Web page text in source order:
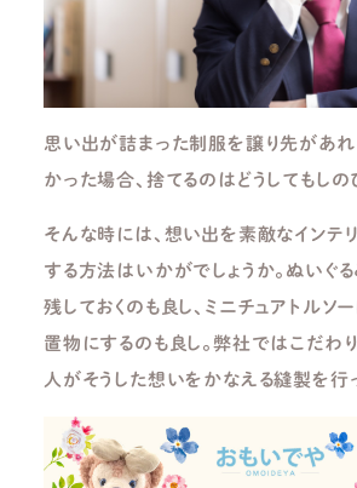
思い出が詰まった制服を譲り先があれ
かった場合、捨てるのはどうしてもし
そんな時には、想い出を素敵なインテ
する方法はいかがでしょうか。ぬいぐ
残しておくのも良し、ミニチュアトルソ
置物にするのも良し。弊社ではこだわ
人がそうした想いをかなえる縫製を行